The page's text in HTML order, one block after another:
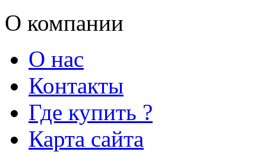
О компании
О нас
Контакты
Где купить ?
Карта сайта